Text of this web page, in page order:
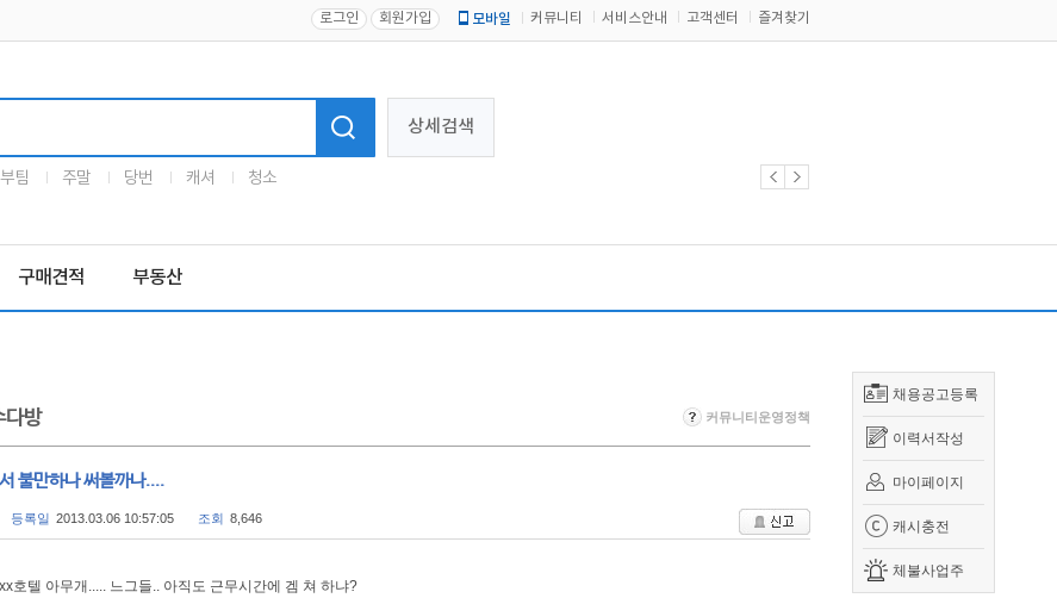
로그인 회원가입 모바일 커뮤니티 서비스안내 고객센터 즐겨찾기
상세검색
팀 주말 당번 캐셔 청소
구매견적 부동산
채용공고등록
이력서작성
마이페이지
캐시충전
체불사업주
다방 커뮤니티운영정책
불만하나 써볼까나....
등록일 2013.03.06 10:57:05 조회 8,646
호텔 아무개..... 느그들.. 아직도 근무시간에 겜 쳐 하냐?